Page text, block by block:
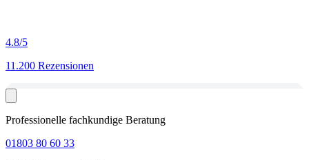
4.8/5
11.200 Rezensionen
Professionelle fachkundige Beratung
01803 80 60 33